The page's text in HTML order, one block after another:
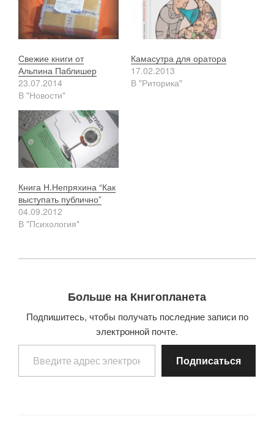
Свежие книги от
Альпина Паблишер
23.07.2014
В "Новости"
Камасутра для оратора
17.02.2013
В "Риторика"
Книга Н.Непряхина “Как
выступать публично”
04.09.2012
В "Психология"
Больше на Книгопланета
Подпишитесь, чтобы получать последние записи по
электронной почте.
Введите адрес электронной почты…
Подписаться